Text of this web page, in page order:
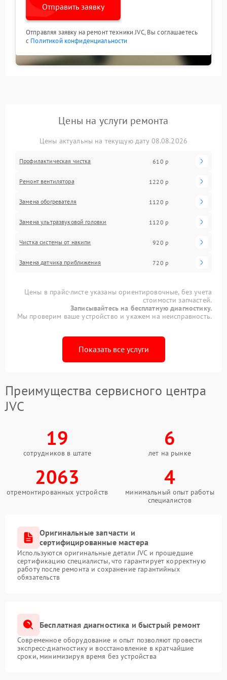
Отправить заявку
Отправляя заявку на ремонт техники JVC, Вы соглашаетесь
с Политикой конфиденциальности
Цены на услуги ремонта
Цены актуальны на текущую дату 08.08.2026
Профилактическая чистка 610 р
Ремонт вентилятора 1220 р
Замена обогревателя 1120 р
Замена ультразвуковой головки 1120 р
Чистка системы от накипи 920 р
Замена датчика приближения 720 р
Цены в прайс-листе указаны ориентировочные, без учета
стоимости запчастей.
Записывайтесь на бесплатную диагностику.
Мы проверим ваше устройство и укажем на неисправность.
Показать все услуги
Преимущества сервисного центра
JVC
19
сотрудников в штате
6
лет на рынке
2063
отремонтированных устройств
4
минимальный опыт работы
специалистов
Оригинальные запчасти и
сертифицированные мастера
Используются оригинальные детали JVC и прошедшие
сертификацию специалисты, что гарантирует корректную
работу после ремонта и сохранение гарантийных
обязательств
Бесплатная диагностика и быстрый ремонт
Современное оборудование и опыт позволяют провести
экспресс-диагностику и восстановление в кратчайшие
сроки, минимизируя время без устройства